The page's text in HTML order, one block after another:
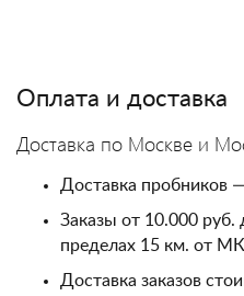
Оплата и доставка
Доставка по Москве и
Доставка пробников
Заказы от 10.000 руб.
пределах 15 км. от
Доставка заказов